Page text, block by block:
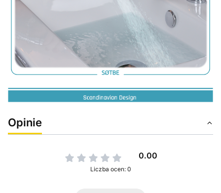
Opinie
0.00
Liczba ocen: 0